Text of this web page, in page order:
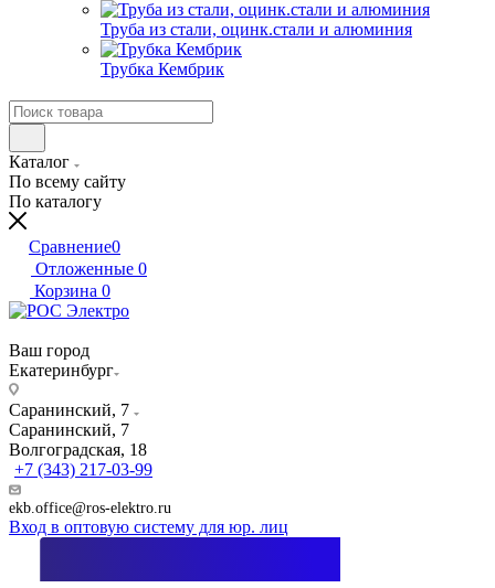
Труба из стали, оцинк.стали и алюминия
Трубка Кембрик
Каталог
По всему сайту
По каталогу
Сравнение0
Отложенные 0
Корзина 0
Ваш город
Екатеринбург
Саранинский, 7
Саранинский, 7
Волгоградская, 18
+7 (343) 217-03-99
ekb.office@ros-elektro.ru
Вход в оптовую систему для юр. лиц